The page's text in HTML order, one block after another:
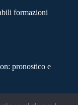
formazioni
pronostico e